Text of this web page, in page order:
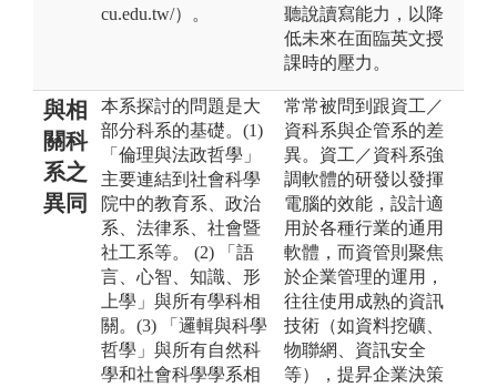
cu.edu.tw/）。
聽說讀寫能力，以降
低未來在面臨英文授
課時的壓力。
與相
關科
系之
異同
本系探討的問題是大
部分科系的基礎。(1)
「倫理與法政哲學」
主要連結到社會科學
院中的教育系、政治
系、法律系、社會暨
社工系等。 (2) 「語
言、心智、知識、形
上學」與所有學科相
關。(3) 「邏輯與科學
哲學」與所有自然科
學和社會科學學系相
常常被問到跟資工／
資科系與企管系的差
異。資工／資科系強
調軟體的研發以發揮
電腦的效能，設計適
用於各種行業的通用
軟體，而資管則聚焦
於企業管理的運用，
往往使用成熟的資訊
技術（如資料挖礦、
物聯網、資訊安全
等），提昇企業決策